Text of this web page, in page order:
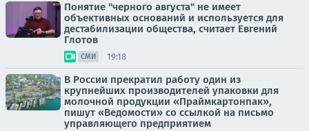
Понятие "черного августа" не имеет
объективных оснований и используется для
дестабилизации общества, считает Евгений
Глотов
СМИ 19:18
В России прекратил работу один из
крупнейших производителей упаковки для
молочной продукции «Праймкартонпак»,
пишут «Ведомости» со ссылкой на письмо
управляющего предприятием